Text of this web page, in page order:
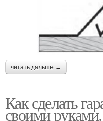
читать дальше →
Как сделать
своими